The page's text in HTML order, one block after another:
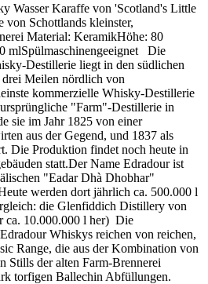
Wasser Karaffe von 'Scotland's Little
von Schottlands kleinster,
Material: KeramikHöhe: 80
mlSpülmaschinengeeignet Die
Destillerie liegt in den südlichen
Meilen nördlich von
kommerzielle Whisky-Destillerie
"Farm"-Destillerie in
sie im Jahr 1825 von einer
aus der Gegend, und 1837 als
Die Produktion findet noch heute in
statt.Der Name Edradour ist
"Eadar Dhà Dhobhar"
werden dort jährlich ca. 500.000 l
die Glenfiddich Distillery von
ca. 10.000.000 l her) Die
Whiskys reichen von reichen,
Range, die aus der Kombination von
Stills der alten Farm-Brennerei
torfigen Ballechin Abfüllungen.